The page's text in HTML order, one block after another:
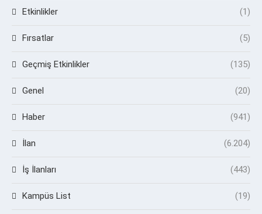
Etkinlikler (1)
Fırsatlar (5)
Geçmiş Etkinlikler (135)
Genel (20)
Haber (941)
İlan (6.204)
İş İlanları (443)
Kampüs List (19)